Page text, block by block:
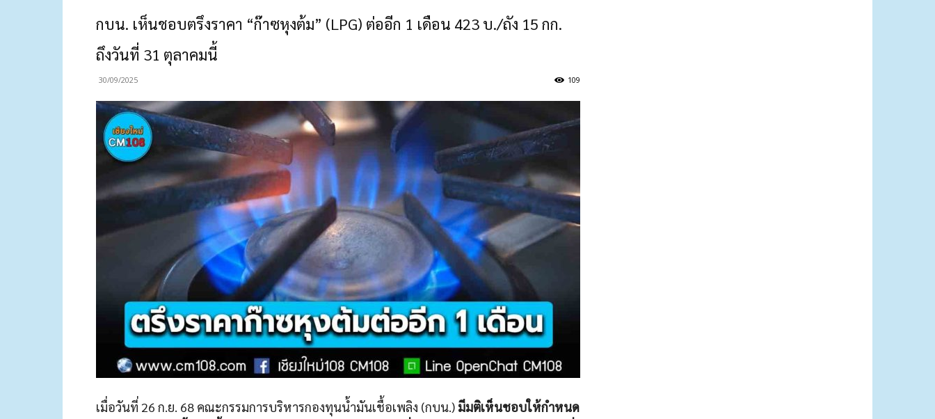
กบน. เห็นชอบตรึงราคา “ก๊าซหุงต้ม” (LPG) ต่ออีก 1 เดือน 423 บ./ถัง 15 กก.
ถึงวันที่ 31 ตุลาคมนี้
30/09/2025 109
เมื่อวันที่ 26 ก.ย. 68 คณะกรรมการบริหารกองทุนน้ำมันเชื้อเพลิง (กบน.) มีมติเห็นชอบให้กำหนด